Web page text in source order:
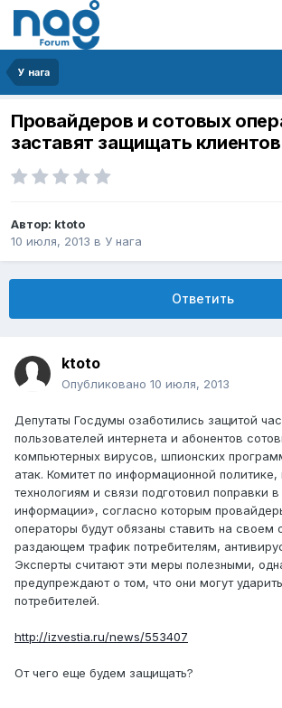
У нага
Провайдеров и сотовых
заставят защищать
Автор: ktoto
10 июля, 2013 в У нага
Ответить
ktoto
Опубликовано 10 июля, 2013
Депутаты Госдумы озаботились защитой
пользователей интернета и абонентов
компьютерных вирусов, шпионских
атак. Комитет по информационной
технологиям и связи подготовил поправки
информации», согласно которым
операторы будут обязаны ставить на своем
раздающем трафик потребителям,
Эксперты считают эти меры полезными,
предупреждают о том, что они могут
потребителей.
http://izvestia.ru/news/553407
От чего еще будем защищать?